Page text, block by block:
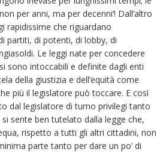
per anni, ma per decenni’! Dall’altro
rapidissime che riguardano
partiti, di potenti, di lobby, di
Le leggi nate per concedere
sono intoccabili e definite dagli enti
della giustizia e dell’equità come
più il legislatore può toccare. E così
dal legislatore di turno privilegi tanto
sente ben tutelato dalla legge che,
rispetto a tutti gli altri cittadini, non
parte tanto per dare un po’ di